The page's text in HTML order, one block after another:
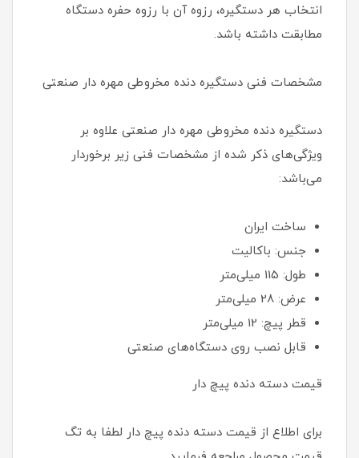
انتخاب هر دستگیره، رزوه آن با رزوه حفره دستگاه
مطابقت داشته باشد.
مشخصات فنی دستگیره دنده مخروطی مهره دار صنعتی
دستگیره دنده مخروطی مهره دار صنعتی علاوه بر
ویژگی‌های ذکر شده از مشخصات فنی زیر برخوردار
می‌باشد:
ساخت ایران
جنس: باکالیت
طول: 115 میلی‌متر
عرض: 28 میلی‌متر
قطر پیچ: 12 میلی‌متر
قابل نصب روی دستگاه‌های صنعتی
قیمت دسته دنده پیچ دار
برای اطلاع از قیمت دسته دنده پیچ دار لطفا به تگ